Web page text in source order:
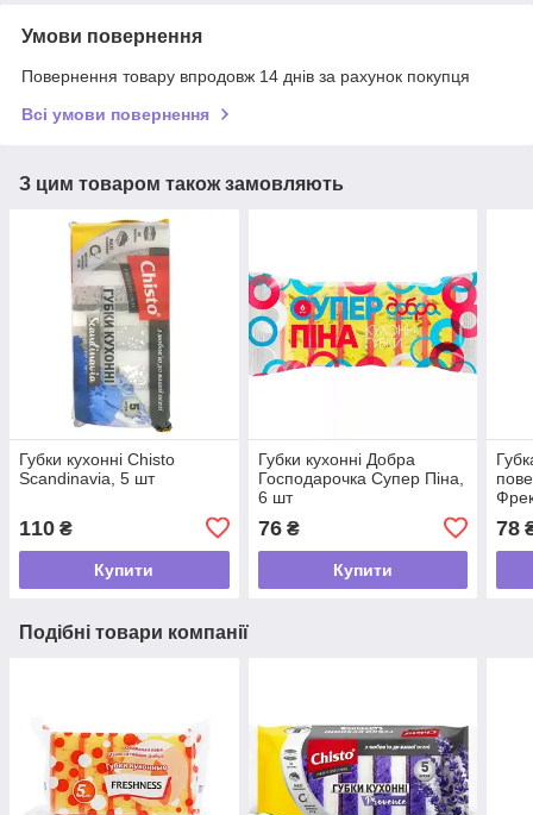
Умови повернення
Повернення товару впродовж 14 днів за рахунок покупця
Всі умови повернення
З цим товаром також замовляють
Губки кухонні Chisto
Scandinavia, 5 шт
110 ₴
Купити
Губки кухонні Добра
Господарочка Супер Піна,
6 шт
76₴
Купити
78
Подібні товари компанії